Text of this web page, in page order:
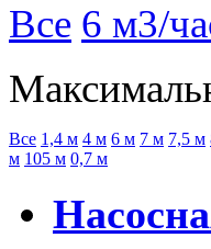
Все 6 м3/
Все 1,4 м 4 м 6 м 7 м 7,5 м
м 105 м 0,7 м